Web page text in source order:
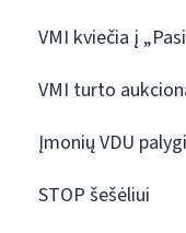
VMI kviečia į
VMI turto
Įmonių VDU
STOP šešėliui